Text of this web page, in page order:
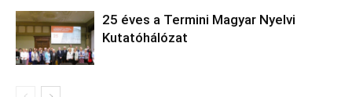
25 éves a Termini Magyar Nyelvi
Kutatóhálózat